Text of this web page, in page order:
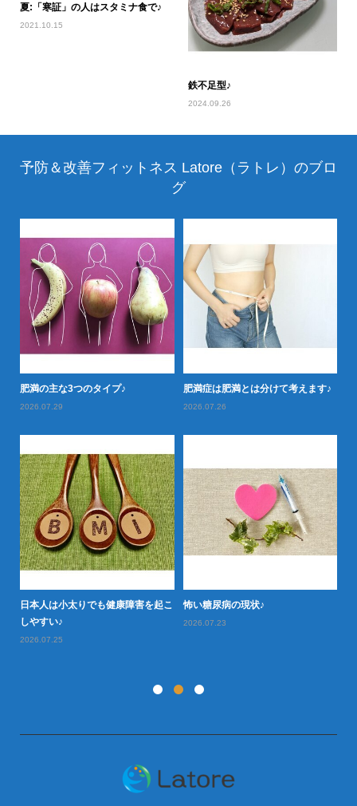
夏:「寒証」の人はスタミナ食で♪
2021.10.15
鉄不足型♪
2024.09.26
予防＆改善フィットネス Latore（ラトレ）のブロ
グ
肥満の主な3つのタイプ♪
2026.07.29
肥満症は肥満とは分けて考えます♪
2026.07.26
日本人は小太りでも健康障害を起こ
しやすい♪
2026.07.25
怖い糖尿病の現状♪
2026.07.23